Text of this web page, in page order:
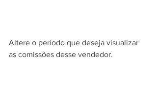
Altere o período que deseja visualizar
as comissões desse vendedor.